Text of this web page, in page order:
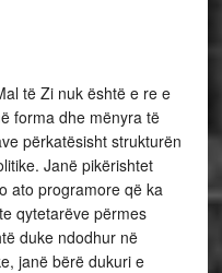
të Zi nuk është e re e
forma dhe mënyra të
përkatësisht strukturën
Janë pikërishtet
ato programore që ka
qytetarëve përmes
duke ndodhur në
janë bërë dukuri e